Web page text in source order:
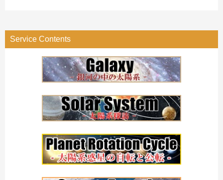
リ
ー
Service Contents